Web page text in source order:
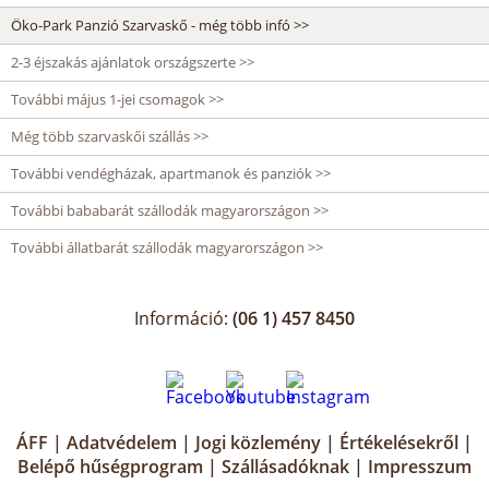
Öko-Park Panzió Szarvaskő - még több infó >>
2-3 éjszakás ajánlatok országszerte >>
További május 1-jei csomagok >>
Még több szarvaskői szállás >>
További vendégházak, apartmanok és panziók >>
További bababarát szállodák magyarországon >>
További állatbarát szállodák magyarországon >>
Információ: (06 1) 457 8450
ÁFF | Adatvédelem | Jogi közlemény | Értékelésekről |
Belépő hűségprogram | Szállásadóknak | Impresszum